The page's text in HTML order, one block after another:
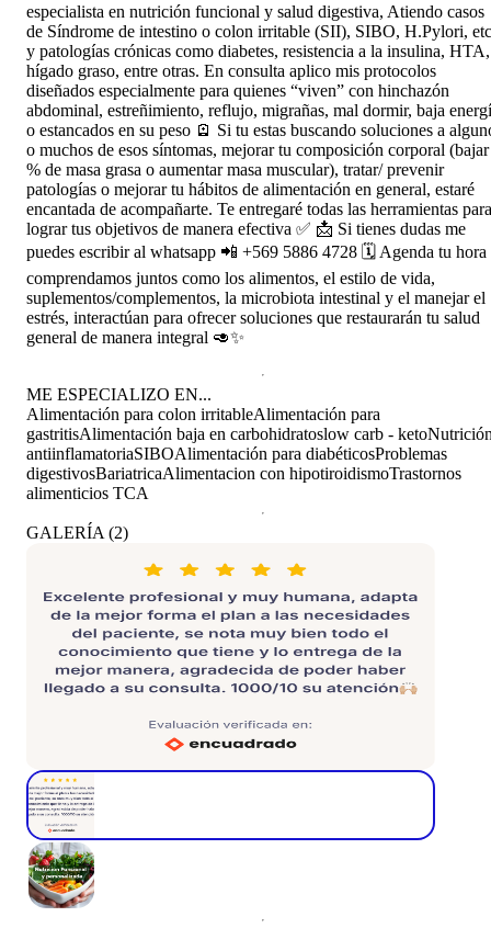
especialista en nutrición funcional y salud digestiva, Atiendo casos
de Síndrome de intestino o colon irritable (SII), SIBO, H.Pylori,
y patologías crónicas como diabetes, resistencia a la insulina, HTA,
hígado graso, entre otras. En consulta aplico mis protocolos
diseñados especialmente para quienes “viven” con hinchazón
abdominal, estreñimiento, reflujo, migrañas, mal dormir, baja
o estancados en su peso 🪫 Si tu estas buscando soluciones a
o muchos de esos síntomas, mejorar tu composición corporal (bajar
% de masa grasa o aumentar masa muscular), tratar/ prevenir
patologías o mejorar tu hábitos de alimentación en general, estaré
encantada de acompañarte. Te entregaré todas las herramientas para
lograr tus objetivos de manera efectiva ✅ 📩 Si tienes dudas me
puedes escribir al whatsapp 📲 +569 5886 4728 🗓️ Agenda tu hora
comprendamos juntos como los alimentos, el estilo de vida,
suplementos/complementos, la microbiota intestinal y el manejar el
estrés, interactúan para ofrecer soluciones que restaurarán tu salud
general de manera integral 🥑✨
ME ESPECIALIZO EN...
Alimentación para colon irritableAlimentación para
gastritisAlimentación baja en carbohidratoslow carb - keto
antiinflamatoriaSIBOAlimentación para diabéticosProblemas
digestivosBariatricaAlimentacion con hipotiroidismoTrastornos
alimenticios TCA
GALERÍA (2)